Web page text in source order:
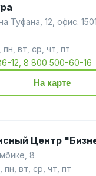
Туфана, 12, офис.
пн, вт, ср, чт, пт
12, 8 800 500-60-16
На карте
Центр
8
пн, вт, ср, чт, пт